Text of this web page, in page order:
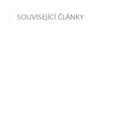
SOUVISEJÍCÍ ČLÁNKY